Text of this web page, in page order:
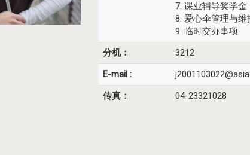
7. 课业辅导奖学金
8. 爱心伞管理与维
9. 临时交办事项
分机：
3212
E-mail :
传真：
04-23321028